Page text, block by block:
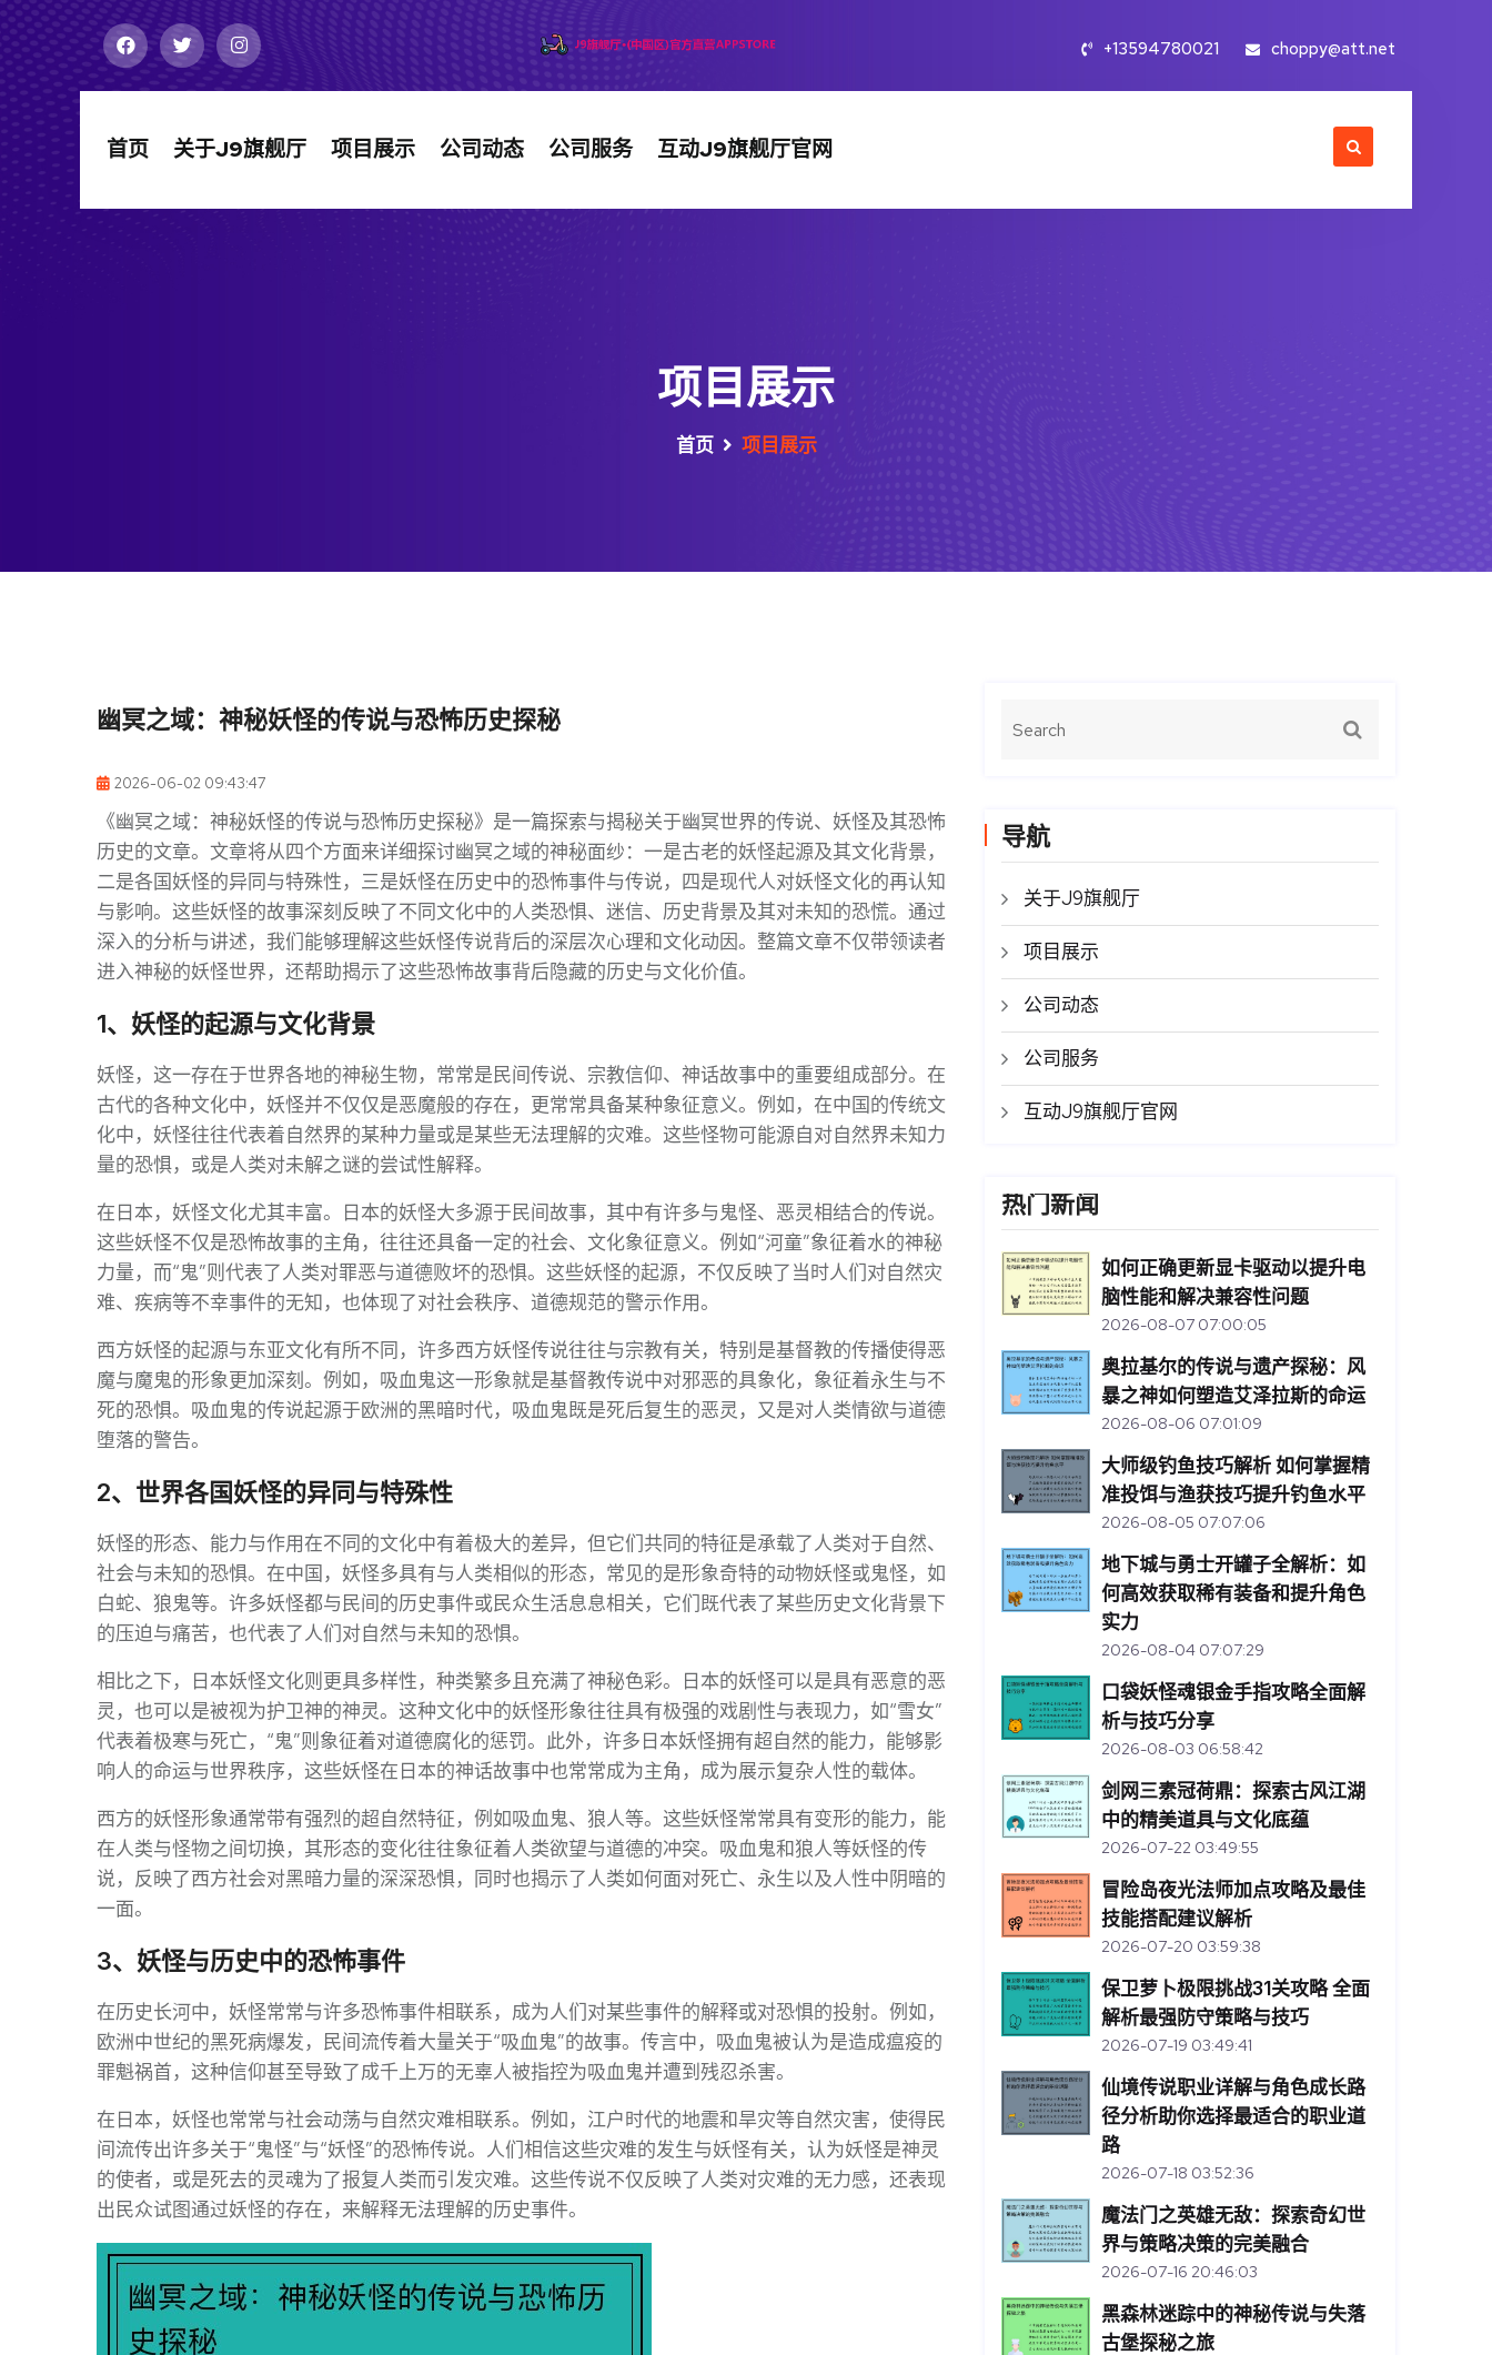
+13594780021 choppy@att.net
首页 关于J9旗舰厅 项目展示 公司动态 公司服务 互动J9旗舰厅官网
项目展示
首页 项目展示
幽冥之域：神秘妖怪的传说与恐怖历史探秘
2026-06-02 09:43:47
《幽冥之域：神秘妖怪的传说与恐怖历史探秘》是一篇探索与揭秘关于幽冥世界的传说、妖怪及其恐怖
历史的文章。文章将从四个方面来详细探讨幽冥之域的神秘面纱：一是古老的妖怪起源及其文化背景，
二是各国妖怪的异同与特殊性，三是妖怪在历史中的恐怖事件与传说，四是现代人对妖怪文化的再认知
与影响。这些妖怪的故事深刻反映了不同文化中的人类恐惧、迷信、历史背景及其对未知的恐慌。通过
深入的分析与讲述，我们能够理解这些妖怪传说背后的深层次心理和文化动因。整篇文章不仅带领读者
进入神秘的妖怪世界，还帮助揭示了这些恐怖故事背后隐藏的历史与文化价值。
1、妖怪的起源与文化背景
妖怪，这一存在于世界各地的神秘生物，常常是民间传说、宗教信仰、神话故事中的重要组成部分。在
古代的各种文化中，妖怪并不仅仅是恶魔般的存在，更常常具备某种象征意义。例如，在中国的传统文
化中，妖怪往往代表着自然界的某种力量或是某些无法理解的灾难。这些怪物可能源自对自然界未知力
量的恐惧，或是人类对未解之谜的尝试性解释。
在日本，妖怪文化尤其丰富。日本的妖怪大多源于民间故事，其中有许多与鬼怪、恶灵相结合的传说。
这些妖怪不仅是恐怖故事的主角，往往还具备一定的社会、文化象征意义。例如“河童”象征着水的神秘
力量，而“鬼”则代表了人类对罪恶与道德败坏的恐惧。这些妖怪的起源，不仅反映了当时人们对自然灾
难、疾病等不幸事件的无知，也体现了对社会秩序、道德规范的警示作用。
西方妖怪的起源与东亚文化有所不同，许多西方妖怪传说往往与宗教有关，特别是基督教的传播使得恶
魔与魔鬼的形象更加深刻。例如，吸血鬼这一形象就是基督教传说中对邪恶的具象化，象征着永生与不
死的恐惧。吸血鬼的传说起源于欧洲的黑暗时代，吸血鬼既是死后复生的恶灵，又是对人类情欲与道德
堕落的警告。
2、世界各国妖怪的异同与特殊性
妖怪的形态、能力与作用在不同的文化中有着极大的差异，但它们共同的特征是承载了人类对于自然、
社会与未知的恐惧。在中国，妖怪多具有与人类相似的形态，常见的是形象奇特的动物妖怪或鬼怪，如
白蛇、狼鬼等。许多妖怪都与民间的历史事件或民众生活息息相关，它们既代表了某些历史文化背景下
的压迫与痛苦，也代表了人们对自然与未知的恐惧。
相比之下，日本妖怪文化则更具多样性，种类繁多且充满了神秘色彩。日本的妖怪可以是具有恶意的恶
灵，也可以是被视为护卫神的神灵。这种文化中的妖怪形象往往具有极强的戏剧性与表现力，如“雪女”
代表着极寒与死亡，“鬼”则象征着对道德腐化的惩罚。此外，许多日本妖怪拥有超自然的能力，能够影
响人的命运与世界秩序，这些妖怪在日本的神话故事中也常常成为主角，成为展示复杂人性的载体。
西方的妖怪形象通常带有强烈的超自然特征，例如吸血鬼、狼人等。这些妖怪常常具有变形的能力，能
在人类与怪物之间切换，其形态的变化往往象征着人类欲望与道德的冲突。吸血鬼和狼人等妖怪的传
说，反映了西方社会对黑暗力量的深深恐惧，同时也揭示了人类如何面对死亡、永生以及人性中阴暗的
一面。
3、妖怪与历史中的恐怖事件
在历史长河中，妖怪常常与许多恐怖事件相联系，成为人们对某些事件的解释或对恐惧的投射。例如，
欧洲中世纪的黑死病爆发，民间流传着大量关于“吸血鬼”的故事。传言中，吸血鬼被认为是造成瘟疫的
罪魁祸首，这种信仰甚至导致了成千上万的无辜人被指控为吸血鬼并遭到残忍杀害。
在日本，妖怪也常常与社会动荡与自然灾难相联系。例如，江户时代的地震和旱灾等自然灾害，使得民
间流传出许多关于“鬼怪”与“妖怪”的恐怖传说。人们相信这些灾难的发生与妖怪有关，认为妖怪是神灵
的使者，或是死去的灵魂为了报复人类而引发灾难。这些传说不仅反映了人类对灾难的无力感，还表现
出民众试图通过妖怪的存在，来解释无法理解的历史事件。
导航
关于J9旗舰厅
项目展示
公司动态
公司服务
互动J9旗舰厅官网
热门新闻
如何正确更新显卡驱动以提升电
脑性能和解决兼容性问题
2026-08-07 07:00:05
奥拉基尔的传说与遗产探秘：风
暴之神如何塑造艾泽拉斯的命运
2026-08-06 07:01:09
大师级钓鱼技巧解析 如何掌握精
准投饵与渔获技巧提升钓鱼水平
2026-08-05 07:07:06
地下城与勇士开罐子全解析：如
何高效获取稀有装备和提升角色
实力
2026-08-04 07:07:29
口袋妖怪魂银金手指攻略全面解
析与技巧分享
2026-08-03 06:58:42
剑网三素冠荷鼎：探索古风江湖
中的精美道具与文化底蕴
2026-07-22 03:49:55
冒险岛夜光法师加点攻略及最佳
技能搭配建议解析
2026-07-20 03:59:38
保卫萝卜极限挑战31关攻略 全面
解析最强防守策略与技巧
2026-07-19 03:49:41
仙境传说职业详解与角色成长路
径分析助你选择最适合的职业道
路
2026-07-18 03:52:36
魔法门之英雄无敌：探索奇幻世
界与策略决策的完美融合
2026-07-16 20:46:03
黑森林迷踪中的神秘传说与失落
古堡探秘之旅